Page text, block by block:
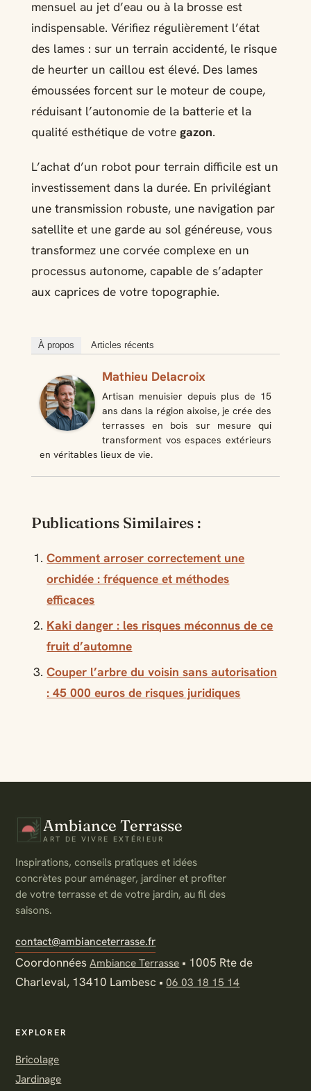
mensuel au jet d’eau ou à la brosse est
indispensable. Vérifiez régulièrement l’état
des lames : sur un terrain accidenté, le risque
de heurter un caillou est élevé. Des lames
émoussées forcent sur le moteur de coupe,
réduisant l’autonomie de la batterie et la
qualité esthétique de votre gazon.
L’achat d’un robot pour terrain difficile est un
investissement dans la durée. En privilégiant
une transmission robuste, une navigation par
satellite et une garde au sol généreuse, vous
transformez une corvée complexe en un
processus autonome, capable de s’adapter
aux caprices de votre topographie.
À propos Articles récents
Mathieu Delacroix
Artisan menuisier depuis plus de 15
ans dans la région aixoise, je crée des
terrasses en bois sur mesure qui
transforment vos espaces extérieurs
en véritables lieux de vie.
Publications Similaires :
Comment arroser correctement une
orchidée : fréquence et méthodes
efficaces
Kaki danger : les risques méconnus de ce
fruit d’automne
Couper l’arbre du voisin sans autorisation
: 45 000 euros de risques juridiques
Ambiance Terrasse
ART DE VIVRE EXTÉRIEUR
Inspirations, conseils pratiques et idées
concrètes pour aménager, jardiner et profiter
de votre terrasse et de votre jardin, au fil des
saisons.
contact@ambianceterrasse.fr
Coordonnées Ambiance Terrasse • 1005 Rte de
Charleval, 13410 Lambesc •06 03 18 15 14
EXPLORER
Bricolage
Jardinage